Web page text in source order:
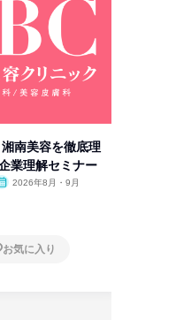
湘南美容を徹底理
業理解セミナー
2026年8月・9月
お気に入り